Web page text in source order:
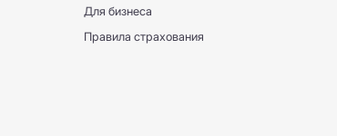
Для бизнеса
Правила страхования